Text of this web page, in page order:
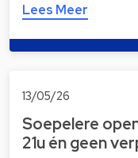
Lees Meer
13/05/26
Soepelere
21u én geen